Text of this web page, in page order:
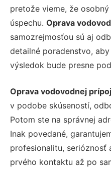
pretože vieme, že
úspechu. Oprava
samozrejmosťou sú aj
detailné poradenstvo,
výsledok bude presne
Oprava vodovodnej
v podobe skúseností,
Potom ste na správnej
Inak povedané,
profesionalitu, serióznosť
prvého kontaktu až po